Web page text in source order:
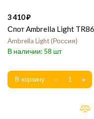
3 410
Спот Ambrella Light
Ambrella Light Россия
58